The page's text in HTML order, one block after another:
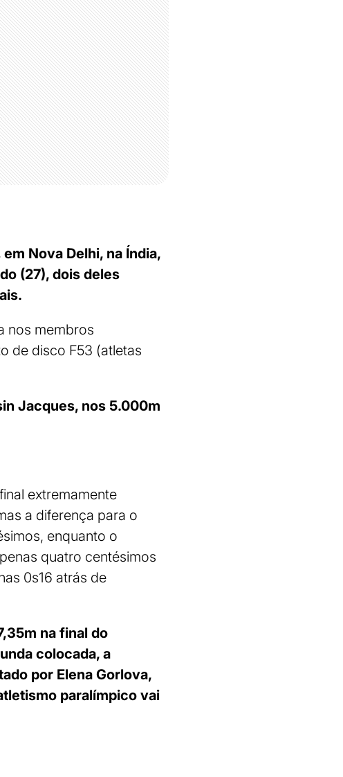
Nova Delhi, na Índia,
(27), dois deles
nos membros
de disco F53 (atletas
Jacques, nos 5.000m
extremamente
a diferença para o
enquanto o
quatro centésimos
0s16 atrás de
na final do
colocada, a
por Elena Gorlova,
paralímpico vai